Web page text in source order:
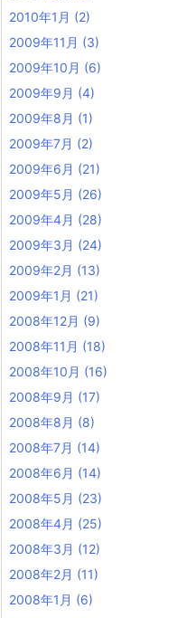
2010年1月 (2)
2009年11月 (3)
2009年10月 (6)
2009年9月 (4)
2009年8月 (1)
2009年7月 (2)
2009年6月 (21)
2009年5月 (26)
2009年4月 (28)
2009年3月 (24)
2009年2月 (13)
2009年1月 (21)
2008年12月 (9)
2008年11月 (18)
2008年10月 (16)
2008年9月 (17)
2008年8月 (8)
2008年7月 (14)
2008年6月 (14)
2008年5月 (23)
2008年4月 (25)
2008年3月 (12)
2008年2月 (11)
2008年1月 (6)